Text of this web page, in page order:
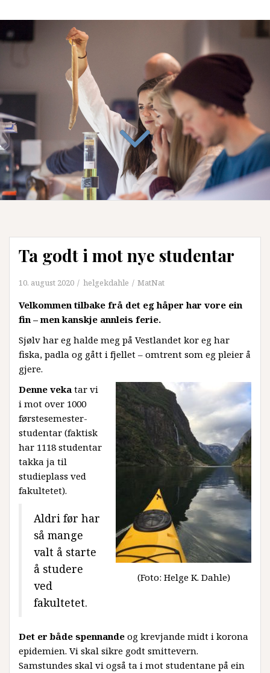
Ta godt i mot nye studentar
10. august 2020 helgekdahle MatNat
Velkommen tilbake frå det eg håper har vore ein
fin – men kanskje annleis ferie.
Sjølv har eg halde meg på Vestlandet kor eg har
fiska, padla og gått i fjellet – omtrent som eg pleier å
gjere.
(Foto: Helge K. Dahle)
Denne veka tar vi
i mot over 1000
førstesemester-
studentar (faktisk
har 1118 studentar
takka ja til
studieplass ved
fakultetet).
Aldri før har
så mange
valt å starte
å studere
ved
fakultetet.
Det er både spennande og krevjande midt i korona
epidemien. Vi skal sikre godt smittevern.
Samstundes skal vi også ta i mot studentane på ein